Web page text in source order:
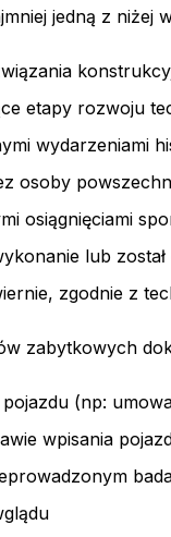
jedną z niżej
etapy rozwoju
wydarzeniami
osoby
osiągnięciami
lub
zgodnie z
zabytkowych
pojazdu (np:
wpisania